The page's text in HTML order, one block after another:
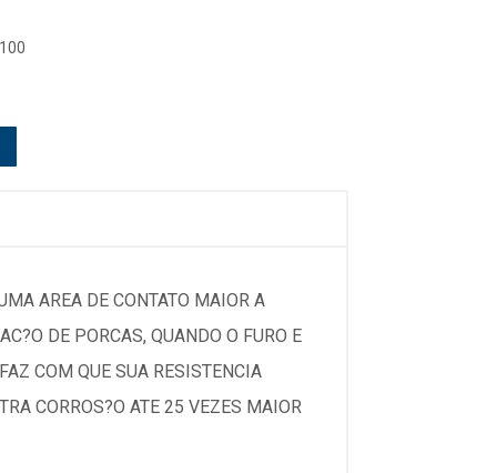
AREA DE CONTATO MAIOR A
DE PORCAS, QUANDO O FURO E
COM QUE SUA RESISTENCIA
CORROS?O ATE 25 VEZES MAIOR